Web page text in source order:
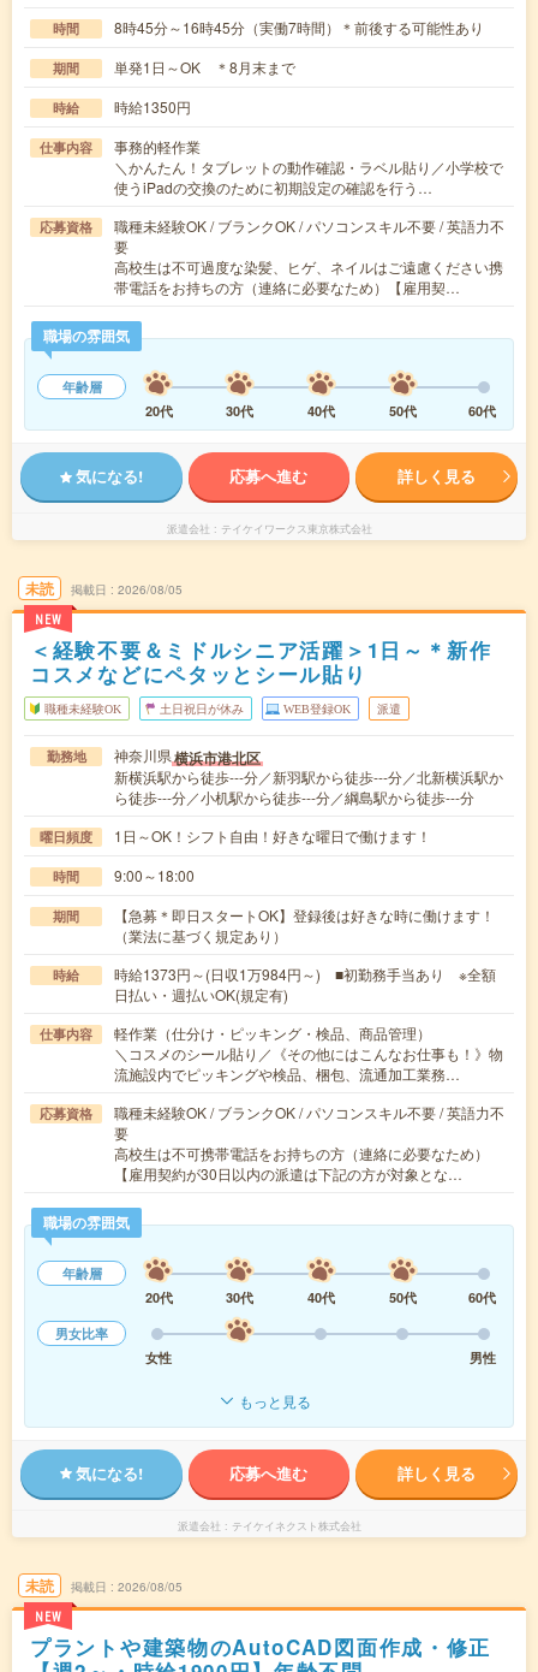
時間 8時45分～16時45分（実働7時間）＊前後する可能性あり
期間 単発1日～OK ＊8月末まで
時給 時給1350円
仕事内容
事務的軽作業
＼かんたん！タブレットの動作確認・ラベル貼り／小学校で
使うiPadの交換のために初期設定の確認を行う…
応募資格
職種未経験OK / ブランクOK / パソコンスキル不要 / 英語力不
要
高校生は不可過度な染髪、ヒゲ、ネイルはご遠慮ください携
帯電話をお持ちの方（連絡に必要なため）【雇用契…
職場の雰囲気
年齢層
20代
30代 40代 50代 60代
気になる! 応募へ進む 詳しく見る
派遣会社 テイケイワークス東京株式会社
未読
NEW
掲載日 2026/08/05
＜経験不要＆ミドルシニア活躍＞1日～＊新作
コスメなどにペタッとシール貼り
職種未経験OK 土日祝日が休み WEB登録OK 派遣
勤務地 神奈川県横浜市港北区
新横浜駅から徒歩---分／新羽駅から徒歩---分／北新横浜駅か
ら徒歩---分／小机駅から徒歩---分／綱島駅から徒歩---分
曜日頻度 1日～OK！シフト自由！好きな曜日で働けます！
時間 9:00～18:00
期間
【急募＊即日スタートOK】登録後は好きな時に働けます！
（業法に基づく規定あり）
時給
時給1373円～(日収1万984円～) ■初勤務手当あり ※全額
日払い・週払いOK(規定有)
仕事内容
軽作業（仕分け・ピッキング・検品、商品管理）
＼コスメのシール貼り／《その他にはこんなお仕事も！》物
流施設内でピッキングや検品、梱包、流通加工業務…
応募資格
職種未経験OK / ブランクOK / パソコンスキル不要 / 英語力不
要
高校生は不可携帯電話をお持ちの方（連絡に必要なため）
【雇用契約が30日以内の派遣は下記の方が対象とな…
職場の雰囲気
年齢層
20代
30代 40代 50代
60代
男女比率
女性
男性
もっと見る
気になる! 応募へ進む 詳しく見る
派遣会社 テイケイネクスト株式会社
未読
NEW
掲載日 2026/08/05
プラントや建築物のAutoCAD図面作成・修正